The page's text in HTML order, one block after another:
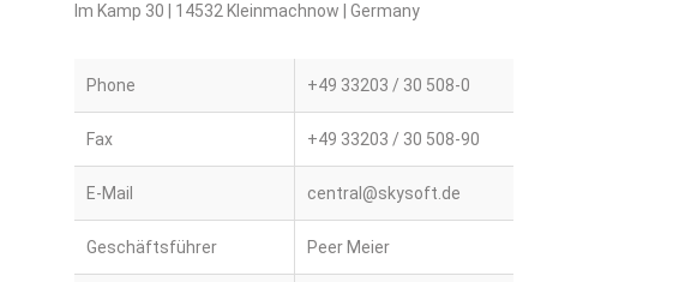
Im Kamp 30 | 14532 Kleinmachnow | Germany
Phone +49 33203 / 30 508-0
Fax +49 33203 / 30 508-90
E-Mail central@skysoft.de
Geschäftsführer Peer Meier